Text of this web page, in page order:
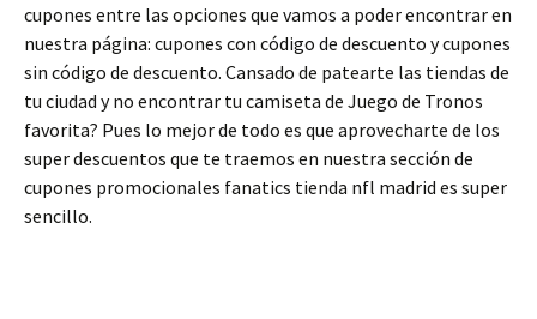
cupones entre las opciones que vamos a poder encontrar en
nuestra página: cupones con código de descuento y cupones
sin código de descuento. Cansado de patearte las tiendas de
tu ciudad y no encontrar tu camiseta de Juego de Tronos
favorita? Pues lo mejor de todo es que aprovecharte de los
super descuentos que te traemos en nuestra sección de
cupones promocionales fanatics tienda nfl madrid es super
sencillo.